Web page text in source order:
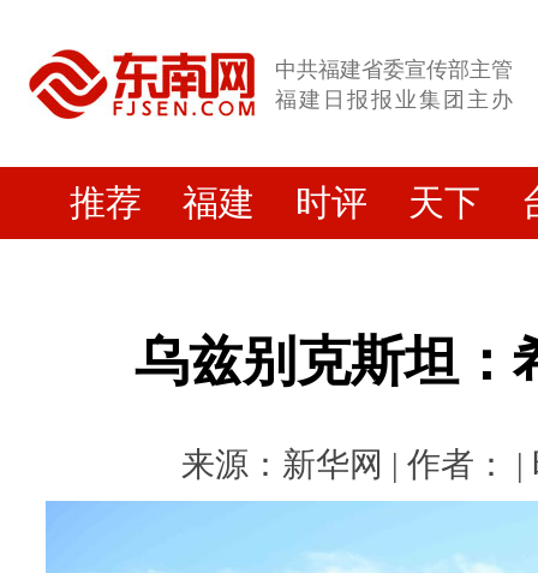
中共福建省委宣传部主管
福建日报报业集团主办
推荐 福建 时评 天下
乌兹别克斯坦：
来源：新华网 | 作者： |